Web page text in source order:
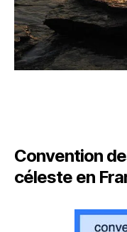
Convention
céleste en